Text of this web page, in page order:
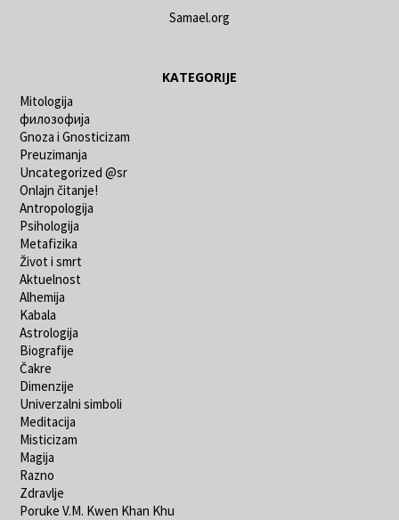
Samael.org
KATEGORIJE
Mitologija
филозофија
Gnoza i Gnosticizam
Preuzimanja
Uncategorized @sr
Onlajn čitanje!
Antropologija
Psihologija
Metafizika
Život i smrt
Aktuelnost
Alhemija
Kabala
Astrologija
Biografije
Čakre
Dimenzije
Univerzalni simboli
Meditacija
Misticizam
Magija
Razno
Zdravlje
Poruke V.M. Kwen Khan Khu